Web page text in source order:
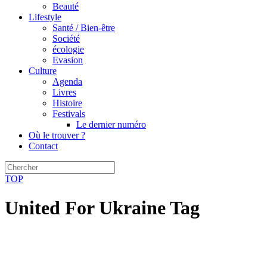
Beauté
Lifestyle
Santé / Bien-être
Société
écologie
Evasion
Culture
Agenda
Livres
Histoire
Festivals
Le dernier numéro
Où le trouver ?
Contact
TOP
United For Ukraine Tag